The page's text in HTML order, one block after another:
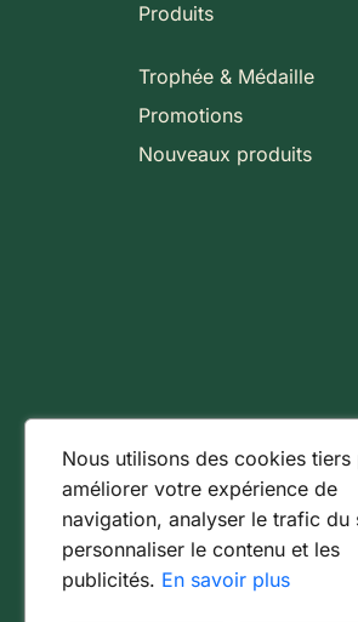
Produits
Trophée & Médaille
Promotions
Nouveaux produits
Nous utilisons des cookies tiers
améliorer votre expérience de
navigation, analyser le trafic du
personnaliser le contenu et les
publicités. En savoir plus